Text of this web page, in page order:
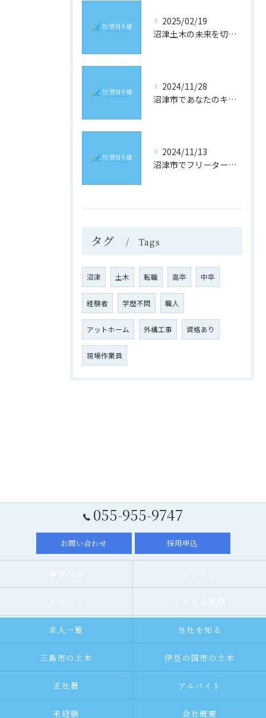
2025/02/19
沼津土木の未来を切り開く！静岡県沼津市での求人情報と採用のヒント
2024/11/28
沼津市であなたのキャリアを築く！土木業界の最新求人情報をチェック
2024/11/13
沼津市でフリーター歓迎！理想の土木求人を見つけるための究極ガイド
タグ Tags
沼津 土木 転職 高卒 中卒
経験者 学歴不問 職人
アットホーム 外構工事 資格あり
現場作業員
055-955-9747
お問い合わせ 採用申込
求人一覧 当社を知る
三島市の土木 伊豆の国市の土木
正社員 アルバイト
未経験 会社概要